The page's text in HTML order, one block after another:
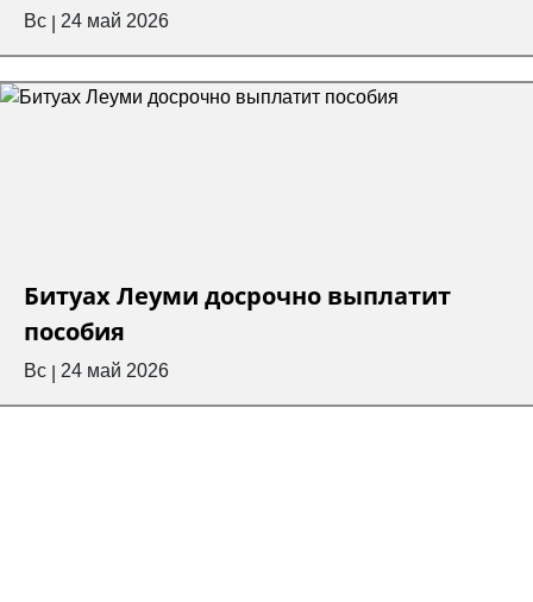
Вс 24 май 2026
Битуах Леуми досрочно выплатит
пособия
Вс 24 май 2026